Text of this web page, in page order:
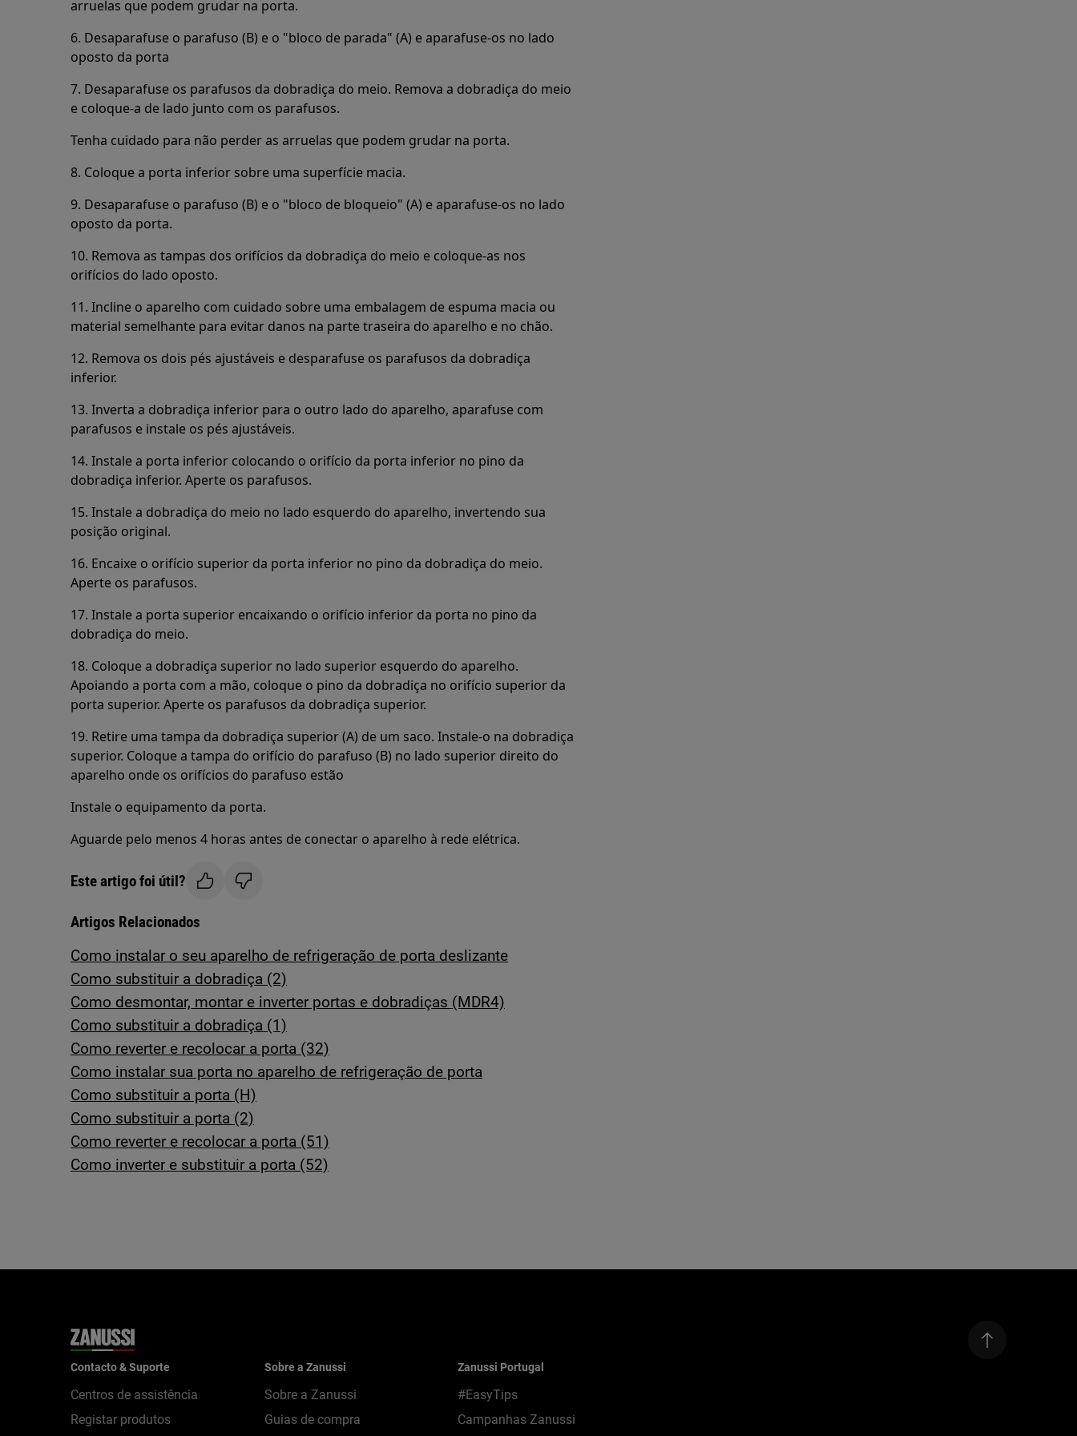
arruelas que podem grudar na porta.
6. Desaparafuse o parafuso (B) e o "bloco de parada" (A) e aparafuse-os no lado
oposto da porta
7. Desaparafuse os parafusos da dobradiça do meio. Remova a dobradiça do meio
e coloque-a de lado junto com os parafusos.
Tenha cuidado para não perder as arruelas que podem grudar na porta.
8. Coloque a porta inferior sobre uma superfície macia.
9. Desaparafuse o parafuso (B) e o "bloco de bloqueio" (A) e aparafuse-os no lado
oposto da porta.
10. Remova as tampas dos orifícios da dobradiça do meio e coloque-as nos
orifícios do lado oposto.
11. Incline o aparelho com cuidado sobre uma embalagem de espuma macia ou
material semelhante para evitar danos na parte traseira do aparelho e no chão.
12. Remova os dois pés ajustáveis e desparafuse os parafusos da dobradiça
inferior.
13. Inverta a dobradiça inferior para o outro lado do aparelho, aparafuse com
parafusos e instale os pés ajustáveis.
14. Instale a porta inferior colocando o orifício da porta inferior no pino da
dobradiça inferior. Aperte os parafusos.
15. Instale a dobradiça do meio no lado esquerdo do aparelho, invertendo sua
posição original.
16. Encaixe o orifício superior da porta inferior no pino da dobradiça do meio.
Aperte os parafusos.
17. Instale a porta superior encaixando o orifício inferior da porta no pino da
dobradiça do meio.
18. Coloque a dobradiça superior no lado superior esquerdo do aparelho.
Apoiando a porta com a mão, coloque o pino da dobradiça no orifício superior da
porta superior. Aperte os parafusos da dobradiça superior.
19. Retire uma tampa da dobradiça superior (A) de um saco. Instale-o na dobradiça
superior. Coloque a tampa do orifício do parafuso (B) no lado superior direito do
aparelho onde os orifícios do parafuso estão
Instale o equipamento da porta.
Aguarde pelo menos 4 horas antes de conectar o aparelho à rede elétrica.
Este artigo foi útil?
Artigos Relacionados
Como instalar o seu aparelho de refrigeração de porta deslizante
Como substituir a dobradiça (2)
Como desmontar, montar e inverter portas e dobradiças (MDR4)
Como substituir a dobradiça (1)
Como reverter e recolocar a porta (32)
Como instalar sua porta no aparelho de refrigeração de porta
Como substituir a porta (H)
Como substituir a porta (2)
Como reverter e recolocar a porta (51)
Como inverter e substituir a porta (52)
Contacto & Suporte
Centros de assistência
Registar produtos
Sobre a Zanussi
Sobre a Zanussi
Guias de compra
Zanussi Portugal
#EasyTips
Campanhas Zanussi